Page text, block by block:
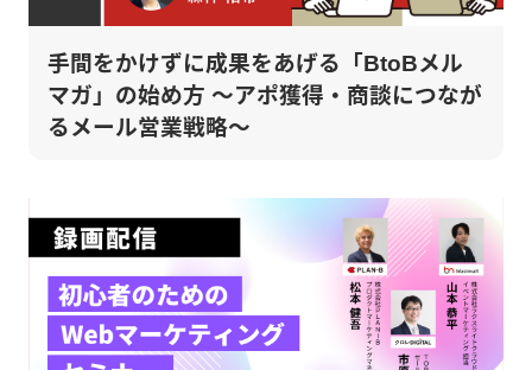
手間をかけずに成果をあげる「BtoBメル
マガ」の始め方 ～アポ獲得・商談につなが
るメール営業戦略～